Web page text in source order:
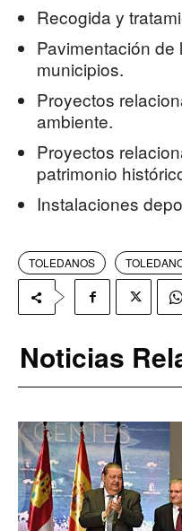
Recogida y
Pavimentación de
municipios.
Proyectos
ambiente.
Proyectos
patrimonio
Instalaciones
TOLEDANOS
Noticias